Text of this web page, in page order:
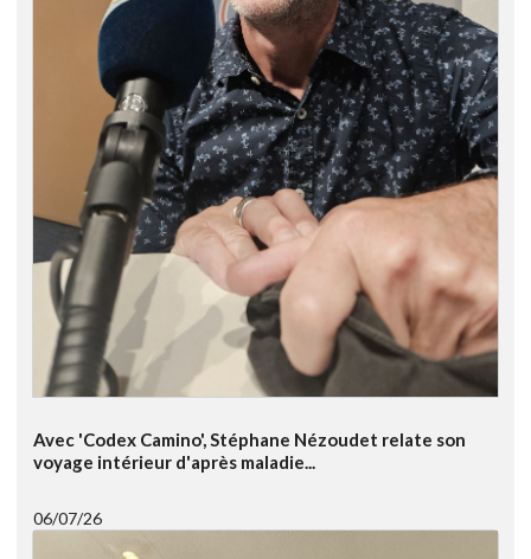
Avec 'Codex Camino', Stéphane Nézoudet relate son
voyage intérieur d'après maladie...
06/07/26